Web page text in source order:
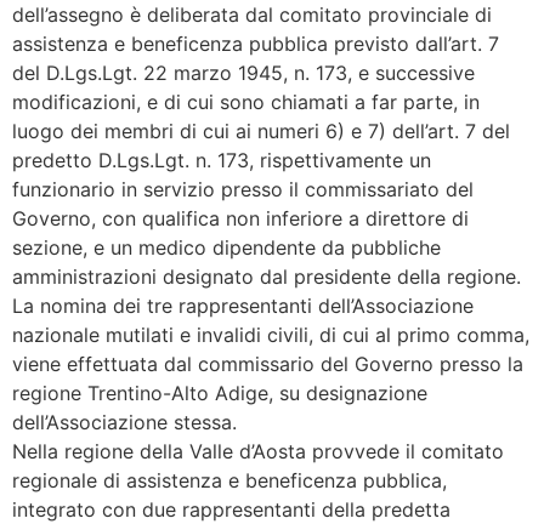
dell’assegno è deliberata dal comitato provinciale di
assistenza e beneficenza pubblica previsto dall’art. 7
del D.Lgs.Lgt. 22 marzo 1945, n. 173, e successive
modificazioni, e di cui sono chiamati a far parte, in
luogo dei membri di cui ai numeri 6) e 7) dell’art. 7 del
predetto D.Lgs.Lgt. n. 173, rispettivamente un
funzionario in servizio presso il commissariato del
Governo, con qualifica non inferiore a direttore di
sezione, e un medico dipendente da pubbliche
amministrazioni designato dal presidente della regione.
La nomina dei tre rappresentanti dell’Associazione
nazionale mutilati e invalidi civili, di cui al primo comma,
viene effettuata dal commissario del Governo presso la
regione Trentino-Alto Adige, su designazione
dell’Associazione stessa.
Nella regione della Valle d’Aosta provvede il comitato
regionale di assistenza e beneficenza pubblica,
integrato con due rappresentanti della predetta